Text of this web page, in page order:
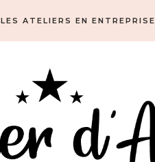
LES ATELIERS EN ENTREPRISE